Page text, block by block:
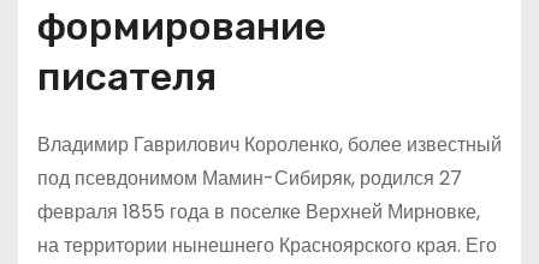
формирование
писателя
Владимир Гаврилович Короленко, более известный
под псевдонимом Мамин-Сибиряк, родился 27
февраля 1855 года в поселке Верхней Мирновке,
на территории нынешнего Красноярского края. Его